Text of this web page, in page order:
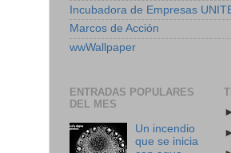
Incubadora de Empresas
Marcos de Acción
wwWallpaper
ENTRADAS POPULARES
DEL MES
Un incendio
que se inicia